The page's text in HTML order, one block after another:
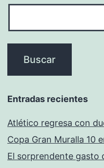
Entradas recientes
Atlético regresa con
Copa Gran Muralla 10
El sorprendente gasto